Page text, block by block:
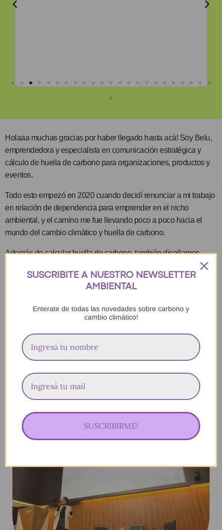
Holaaa muchas gracias por haber llegado hasta acá! Soy Belu,
emprendedora y especialista en comunicación estratégica y
cálculo de huella de carbono para organizaciones, productos y
eventos.
Todo esto empezó en 2020 cuando decidí renunciar a mi trabajo
en relación de dependencia para emprender en el nicho
ambiental, y el camino me fue llevando poco a poco hacia el
mundo del cambio climático y huella de carbono.
Además de calcular huella de carbono, también diseñamos
estrategias de compensación.
TODA mi experiencia dentro del mundo freelance, usando casos
con clientes que vuelven a contactarme cada año para
acompañarlos en su camino de comunicación o gestión de
impacto ambiental.
Espero poder ayudarte a dar tus primeros pasos en este camino
tan hermoso de la vida freelance!
SUSCRIBITE A NUESTRO NEWSLETTER
AMBIENTAL
Enterate de todas las novedades sobre carbono y
cambio climático!
SUSCRIBIRME!